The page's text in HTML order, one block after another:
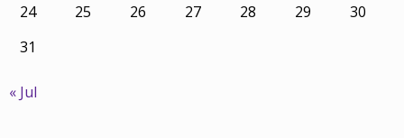
24
25 26 27 28 29
30
31
« Jul